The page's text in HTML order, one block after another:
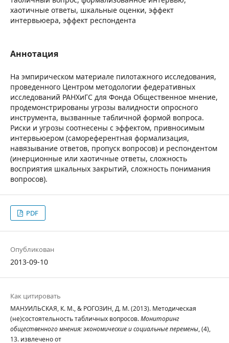
хаотичные ответы, шкальные оценки, эффект
интервьюера, эффект респондента
Аннотация
На эмпирическом материале пилотажного исследования,
проведенного Центром методологии федеративных
исследований РАНХиГС для Фонда Общественное мнение,
продемонстрированы угрозы валидности опросного
инструмента, вызванные табличной формой вопроса.
Риски и угрозы соотнесены с эффектом, привносимым
интервьюером (самореферентная формализация,
навязывание ответов, пропуск вопросов) и респондентом
(инерционные или хаотичные ответы, сложность
восприятия шкальных закрытий, сложность понимания
вопросов).
PDF
Опубликован
2013-09-10
Как цитировать
МАНУИЛЬСКАЯ, К. М., & РОГОЗИН, Д. М. (2013). Методическая
(не)состоятельность табличных вопросов.Мониторинг
общественного мнения: экономические и социальные перемены, (4),
13. извлечено от